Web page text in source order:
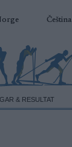
Čeština
& RESULTAT